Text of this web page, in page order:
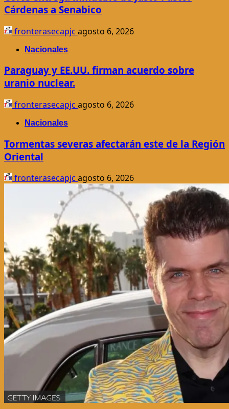
Cárdenas a Senabico
fronterasecapjc agosto 6, 2026
Nacionales
Paraguay y EE.UU. firman acuerdo sobre
uranio nuclear.
fronterasecapjc agosto 6, 2026
Nacionales
Tormentas severas afectarán este de la Región
Oriental
fronterasecapjc agosto 6, 2026